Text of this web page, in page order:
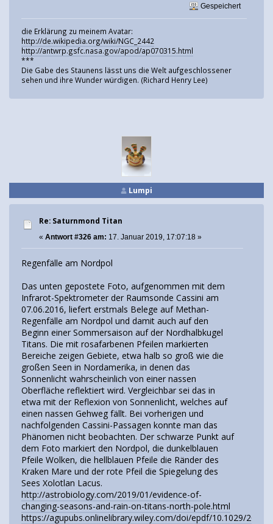
Gespeichert
die Erklärung zu meinem Avatar:
http://de.wikipedia.org/wiki/NGC_2442
http://antwrp.gsfc.nasa.gov/apod/ap070315.html
***
Die Gabe des Staunens lässt uns die Welt aufgeschlossener
sehen und ihre Wunder würdigen. (Richard Henry Lee)
Lumpi
Re: Saturnmond Titan
« Antwort #326 am: 17. Januar 2019, 17:07:18 »
Regenfälle am Nordpol
Das unten gepostete Foto, aufgenommen mit dem
Infrarot-Spektrometer der Raumsonde Cassini am
07.06.2016, liefert erstmals Belege auf Methan-
Regenfälle am Nordpol und damit auch auf den
Beginn einer Sommersaison auf der Nordhalbkugel
Titans. Die mit rosafarbenen Pfeilen markierten
Bereiche zeigen Gebiete, etwa halb so groß wie die
großen Seen in Nordamerika, in denen das
Sonnenlicht wahrscheinlich von einer nassen
Oberfläche reflektiert wird. Vergleichbar sei das in
etwa mit der Reflexion von Sonnenlicht, welches auf
einen nassen Gehweg fällt. Bei vorherigen und
nachfolgenden Cassini-Passagen konnte man das
Phänomen nicht beobachten. Der schwarze Punkt auf
dem Foto markiert den Nordpol, die dunkelblauen
Pfeile Wolken, die hellblauen Pfeile die Ränder des
Kraken Mare und der rote Pfeil die Spiegelung des
Sees Xolotlan Lacus.
http://astrobiology.com/2019/01/evidence-of-
changing-seasons-and-rain-on-titans-north-pole.html
https://agupubs.onlinelibrary.wiley.com/doi/epdf/10.1029/